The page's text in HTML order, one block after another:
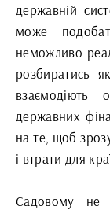
державній
може
неможливо
розбиратись
взаємодіють
державних
на те, щоб
і втрати для
Садовому не